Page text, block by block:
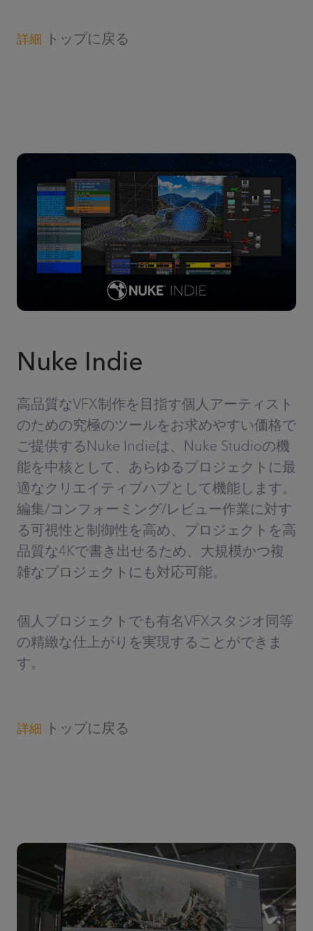
詳細 トップに戻る
Nuke Indie
高品質なVFX制作を目指す個人アーティスト
のための究極のツールをお求めやすい価格で
ご提供するNuke Indieは、Nuke Studioの機
能を中核として、あらゆるプロジェクトに最
適なクリエイティブハブとして機能します。
編集/コンフォーミング/レビュー作業に対す
る可視性と制御性を高め、プロジェクトを高
品質な4Kで書き出せるため、大規模かつ複
雑なプロジェクトにも対応可能。
個人プロジェクトでも有名VFXスタジオ同等
の精緻な仕上がりを実現することができま
す。
詳細 トップに戻る